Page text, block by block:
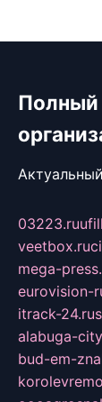
Полный
03223.ru
veetbox.ru
mega-
eurovision-
itrack-24.ru
alabuga-
bud-em-